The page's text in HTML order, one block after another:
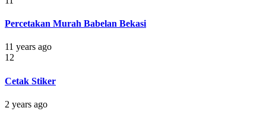
Percetakan Murah Babelan Bekasi
11 years ago
12
Cetak Stiker
2 years ago